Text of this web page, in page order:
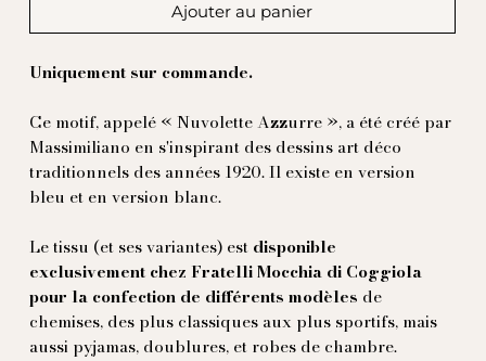
Ajouter au panier
Uniquement sur commande.
Ce motif, appelé « Nuvolette Azzurre », a été créé par
Massimiliano en s'inspirant des dessins art déco
traditionnels des années 1920. Il existe en version
bleu et en version blanc.
Le tissu (et ses variantes) est disponible
exclusivement chez Fratelli Mocchia di Coggiola
pour la confection de différents modèles de
chemises, des plus classiques aux plus sportifs, mais
aussi pyjamas, doublures, et robes de chambre.